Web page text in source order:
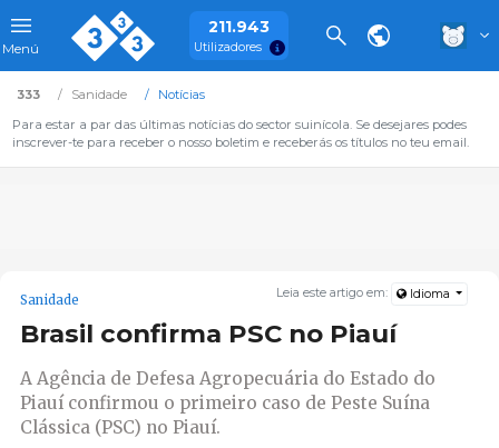
Menú
211.943
Utilizadores
333 Sanidade
Notícias
Para estar a par das últimas notícias do sector suinícola. Se desejares podes
inscrever-te para receber o nosso boletim e receberás os títulos no teu email.
Leia este artigo em: Idioma
Sanidade
Brasil confirma PSC no Piauí
A Agência de Defesa Agropecuária do Estado do
Piauí confirmou o primeiro caso de Peste Suína
Clássica (PSC) no Piauí.